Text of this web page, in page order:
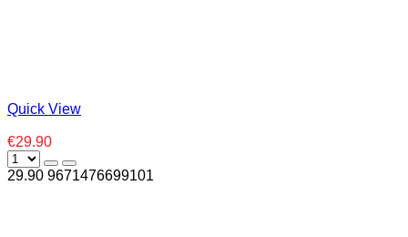
Quick View
€29.90
29.90 9671476699101